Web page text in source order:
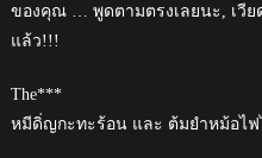
ของคุณ … พูดตามตรงเลยนะ, เวีย
แล้ว!!!
The***
หมีดิ่ญกะทะร้อน และ ต้มยำหม้อไฟ